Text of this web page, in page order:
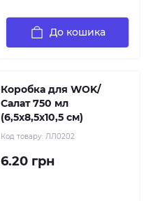
До кошика
Коробка для WOK/
Салат 750 мл
(6,5х8,5х10,5 см)
Код товару: ЛЛ0202
6.20 грн